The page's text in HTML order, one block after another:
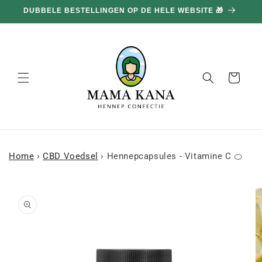
doorgaan
naar
DUBBELE BESTELLINGEN OP DE HELE WEBSITE 🎁
Mand
Home › CBD Voedsel › Hennepcapsules - Vitamine C 🍊